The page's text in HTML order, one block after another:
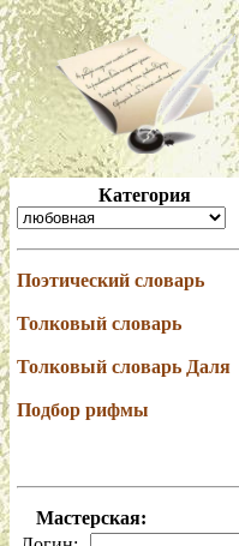
Категория
Поэтический словарь
Толковый словарь
Толковый словарь Даля
Подбор рифмы
Мастерская: